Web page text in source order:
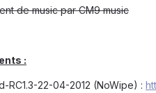
de music par CM9 music
s :
RC1.3-22-04-2012 (NoWipe) :